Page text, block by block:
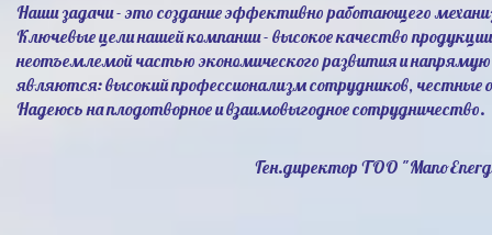
Наши задачи - это создание эффективно работающего
Ключевые цели нашей компании - высокое качество
неотъемлемой частью экономического развития и
являются: высокий профессионализм сотрудников,
Надеюсь на плодотворное и взаимовыгодное сотрудничество.
Ген.директор ТОО